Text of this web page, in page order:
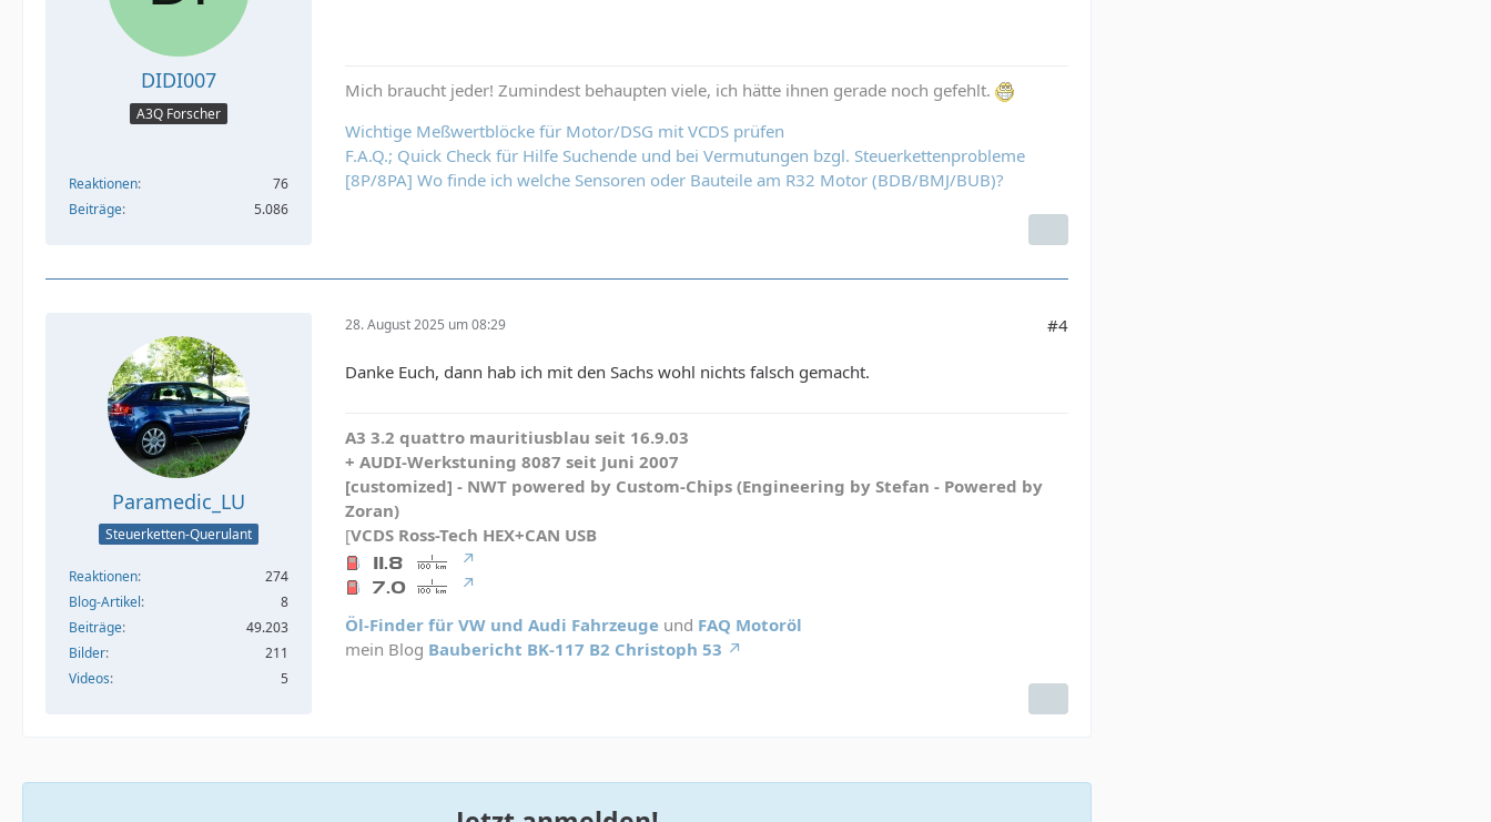
DIDI007
A3Q Forscher
Reaktionen
76
Beiträge
5.086
Mich braucht jeder! Zumindest behaupten viele, ich hätte ihnen gerade noch gefehlt.
Wichtige Meßwertblöcke für Motor/DSG mit VCDS prüfen
F.A.Q.; Quick Check für Hilfe Suchende und bei Vermutungen bzgl. Steuerkettenprobleme
[8P/8PA] Wo finde ich welche Sensoren oder Bauteile am R32 Motor (BDB/BMJ/BUB)?
Paramedic_LU
Steuerketten-Querulant
Reaktionen
274
Blog-Artikel
8
Beiträge
49.203
Bilder
211
Videos
5
28. August 2025 um 08:29 #4
Danke Euch, dann hab ich mit den Sachs wohl nichts falsch gemacht.
A3 3.2 quattro mauritiusblau seit 16.9.03
+ AUDI-Werkstuning 8087 seit Juni 2007
[customized] - NWT powered by Custom-Chips (Engineering by Stefan - Powered by
Zoran)
[VCDS Ross-Tech HEX+CAN USB
Öl-Finder für VW und Audi Fahrzeuge und FAQ Motoröl
mein Blog Baubericht BK-117 B2 Christoph 53